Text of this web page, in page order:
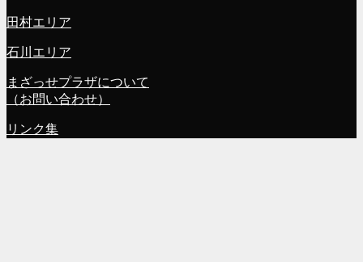
田村エリア
石川エリア
まざっせプラザについて
（お問い合わせ）
リンク集